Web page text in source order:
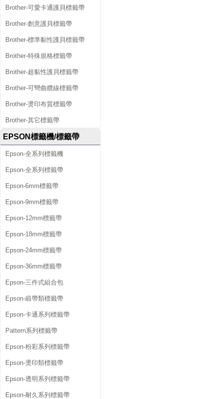
Brother-可愛卡通護貝標籤帶
Brother-創意護貝標籤帶
Brother-標準黏性護貝標籤帶
Brother-特殊規格標籤帶
Brother-超黏性護貝標籤帶
Brother-可彎曲纜線標籤帶
Brother-燙印布質標籤帶
Brother-其它標籤帶
EPSON標籤機/標籤帶
Epson-全系列標籤機
Epson-全系列標籤帶
Epson-6mm標籤帶
Epson-9mm標籤帶
Epson-12mm標籤帶
Epson-18mm標籤帶
Epson-24mm標籤帶
Epson-36mm標籤帶
Epson-三件式組合包
Epson-緞帶類標籤帶
Epson-卡通系列標籤帶
Pattern系列標籤帶
Epson-粉彩系列標籤帶
Epson-燙印類標籤帶
Epson-透明系列標籤帶
Epson-耐久系列標籤帶